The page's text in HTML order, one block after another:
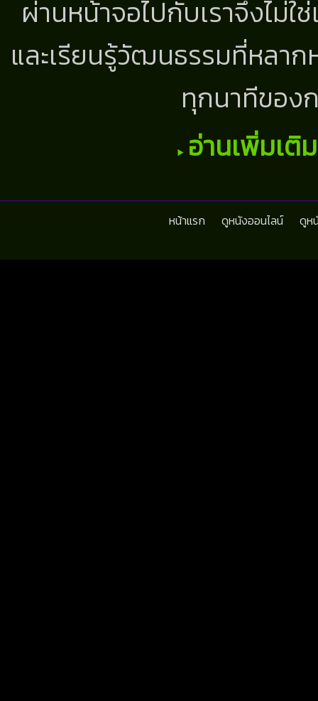
ผ่านหน้าจอไปกับเราจึงไม่
และเรียนรู้วัฒนธรรมที่หลา
ทุกนาทีขอ
อ่านเพิ่มเติ
หน้าแรก ดูหนังออนไลน์ ดูห